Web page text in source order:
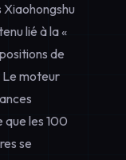
lié à la «
de
Le moteur
que les 100
se